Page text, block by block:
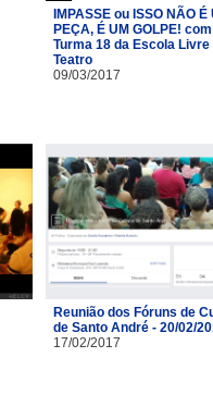
IMPASSE ou ISSO NÃO É
PEÇA, É UM GOLPE!
Turma 18 da Escola Livre
Teatro​
09/03/2017
Reunião dos Fóruns de
de Santo André - 20/02/
17/02/2017